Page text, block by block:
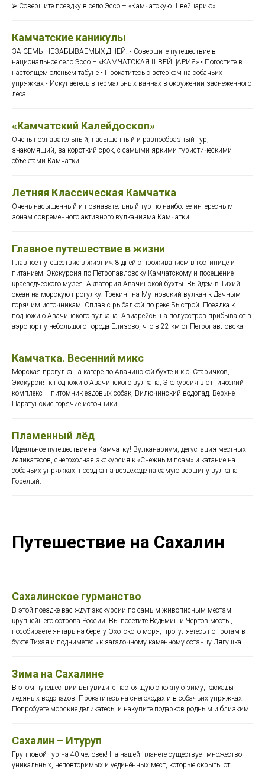
⮚ Совершите поездку в село Эссо – «Камчатскую Швейцарию»
Камчатские каникулы
ЗА СЕМЬ НЕЗАБЫВАЕМЫХ ДНЕЙ: • Совершите путешествие в
национальное село Эссо – «КАМЧАТСКАЯ ШВЕЙЦАРИЯ» • Погостите в
настоящем оленьем табуне • Прокатитесь с ветерком на собачьих
упряжках • Искупаетесь в термальных ваннах в окружении заснеженного
леса
«Камчатский Калейдоскоп»
Очень познавательный, насыщенный и разнообразный тур,
знакомящий, за короткий срок, с самыми яркими туристическими
объектами Камчатки.
Летняя Классическая Камчатка
Очень насыщенный и познавательный тур по наиболее интересным
зонам современного активного вулканизма Камчатки.
Главное путешествие в жизни
Главное путешествие в жизни»: 8 дней с проживанием в гостинице и
питанием. Экскурсия по Петропавловску-Камчатскому и посещение
краеведческого музея. Акватория Авачинской бухты. Выйдем в Тихий
океан на морскую прогулку. Трекинг на Мутновский вулкан к Дачным
горячим источникам. Сплав с рыбалкой по реке Быстрой. Поездка к
подножию Авачинского вулкана. Авиарейсы на полуостров прибывают в
аэропорт у небольшого города Елизово, что в 22 км от Петропавловска.
Камчатка. Весенний микс
Морская прогулка на катере по Авачинской бухте и к о. Старичков,
Экскурсия к подножию Авачинского вулкана, Экскурсия в этнический
комплекс – питомник ездовых собак, Вилючинский водопад. Верхне-
Паратунские горячие источники.
Пламенный лёд
Идеальное путешествие на Камчатку! Вулканариум, дегустация местных
деликатесов, снегоходная экскурсия к «Снежным псам» и катание на
собачьих упряжках, поездка на вездеходе на самую вершину вулкана
Горелый.
Путешествие на Сахалин
Сахалинское гурманство
В этой поездке вас ждут экскурсии по самым живописным местам
крупнейшего острова России. Вы посетите Ведьмин и Чертов мосты,
пособираете янтарь на берегу Охотского моря, прогуляетесь по гротам в
бухте Тихая и подниметесь к загадочному каменному останцу Лягушка.
Зима на Сахалине
В этом путешествии вы увидите настоящую снежную зиму, каскады
ледяных водопадов. Прокатитесь на снегоходах и в собачьих упряжках.
Попробуете морские деликатесы и накупите подарков родным и близким.
Сахалин – Итуруп
Групповой тур на 40 человек! На нашей планете существует множество
уникальных, неповторимых и уединённых мест, которые скрыты от